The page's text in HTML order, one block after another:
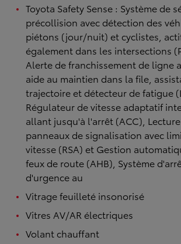
Toyota Safety Sense : Système de
précollision avec détection des
piétons (jour/nuit) et cyclistes,
également dans les intersections
Alerte de franchissement de ligne
aide au maintien dans la file,
trajectoire et détecteur de fatigue
Régulateur de vitesse adaptatif
allant jusqu'à l'arrêt (ACC),
panneaux de signalisation avec
vitesse (RSA) et Gestion
feux de route (AHB), Système
d'urgence au
Vitrage feuilleté insonorisé
Vitres AV/AR électriques
Volant chauffant